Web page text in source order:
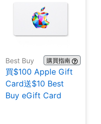
Best Buy 購買指南
買$100 Apple Gift
Card送$10 Best
Buy eGift Card